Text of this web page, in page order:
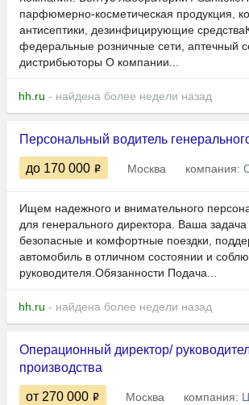
парфюмерно-косметическая продукция,
антисептики, дезинфицирующие
федеральные розничные сети, аптечный
дистрибьюторы О компании...
hh.ru - найдена более недели назад
Персональный водитель
до 170 000 Москва компания:
Ищем надежного и внимательного
для генерального директора. Ваша
безопасные и комфортные поездки,
автомобиль в отличном состоянии и
руководителя.Обязанности Подача...
hh.ru - найдена более недели назад
Операционный директор/
производства
от 270 000 Москва компания: